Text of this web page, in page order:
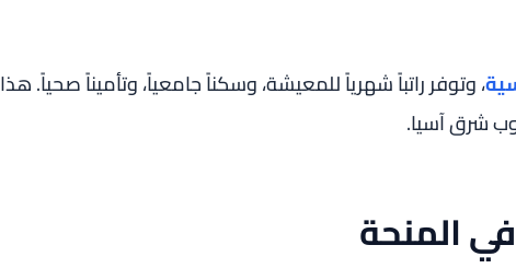
، وتوفر راتباً شهرياً للمعيشة، وسكناً جامعياً، وتأميناً صحياً. هذا
شرق آسيا.
المنحة